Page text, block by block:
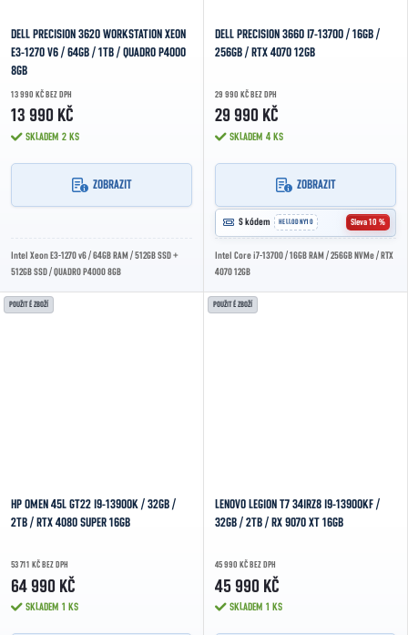
DELL PRECISION 3620 WORKSTATION XEON
E3-1270 V6 / 64GB / 1TB / QUADRO P4000
8GB
13 990 KČ BEZ DPH
13 990 KČ
SKLADEM 2 KS
ZOBRAZIT
Intel Xeon E3-1270 v6 / 64GB RAM / 512GB SSD +
512GB SSD / QUADRO P4000 8GB
DELL PRECISION 3660 I7-13700 / 16GB /
256GB / RTX 4070 12GB
29 990 KČ BEZ DPH
29 990 KČ
SKLADEM 4 KS
ZOBRAZIT
 S kódem HELLODNY10 Sleva 10 %
Intel Core i7-13700 / 16GB RAM / 256GB NVMe / RTX
4070 12GB
POUŽITÉ ZBOŽÍ
HP OMEN 45L GT22 I9-13900K / 32GB /
2TB / RTX 4080 SUPER 16GB
53 711 KČ BEZ DPH
64 990 KČ
SKLADEM 1 KS
POUŽITÉ ZBOŽÍ
LENOVO LEGION T7 34IRZ8 I9-13900KF /
32GB / 2TB / RX 9070 XT 16GB
45 990 KČ BEZ DPH
45 990 KČ
SKLADEM 1 KS